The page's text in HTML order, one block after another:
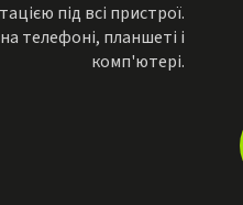
під всі пристрої.
телефоні, планшеті і
комп'ютері.